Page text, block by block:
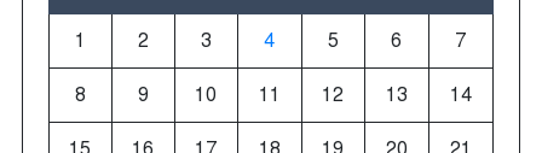
1 2 3 4 5 6 7
8 9 10 11 12 13 14